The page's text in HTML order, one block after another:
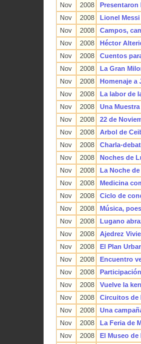
Nov
2008
Presentaron
Nov
2008
Lionel
Nov
2008
Campos,
Nov
2008
Héctor
Nov
2008
Cuentos
Nov
2008
La Gran
Nov
2008
Homenaje a
Nov
2008
La labor de
Nov
2008
Una
Nov
2008
22 de
Nov
2008
Arbol de
Nov
2008
Charla-
Nov
2008
Noches de
Nov
2008
La Noche
Nov
2008
Medicina
Nov
2008
Ciclo de
Nov
2008
Música,
Nov
2008
Lugano
Nov
2008
Ajedrez
Nov
2008
El Plan
Nov
2008
Encuentro
Nov
2008
Nov
2008
Vuelve la
Nov
2008
Circuitos de
Nov
2008
Una
Nov
2008
La Feria de
Nov
2008
El Museo de